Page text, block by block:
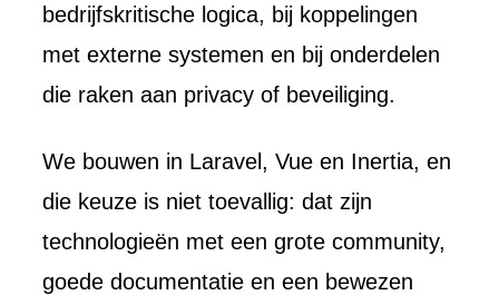
bedrijfskritische logica, bij koppelingen
met externe systemen en bij onderdelen
die raken aan privacy of beveiliging.
We bouwen in Laravel, Vue en Inertia, en
die keuze is niet toevallig: dat zijn
technologieën met een grote community,
goede documentatie en een bewezen